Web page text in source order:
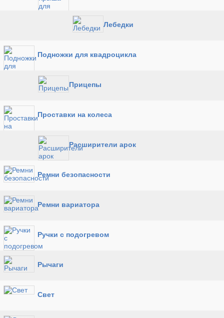
Лебедки
Подножки для квадроцикла
Прицепы
Проставки на колеса
Расширители арок
Ремни безопасности
Ремни вариатора
Ручки с подогревом
Рычаги
Свет